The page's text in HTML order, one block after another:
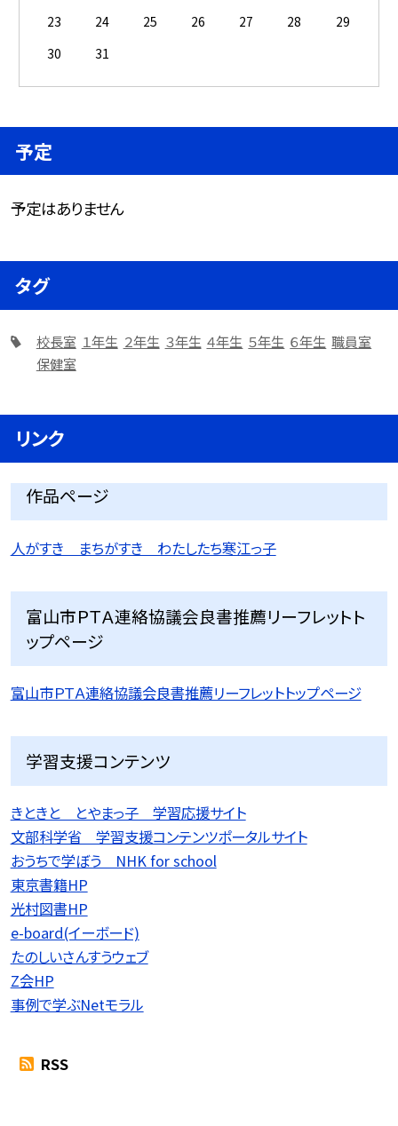
23
24 25 26 27 28
29
30
31
予定
予定はありません
タグ
校長室 １年生 ２年生 ３年生 ４年生 ５年生 ６年生 職員室
保健室
リンク
作品ページ
人がすき まちがすき わたしたち寒江っ子
富山市ＰＴＡ連絡協議会良書推薦リーフレットト
ップページ
富山市ＰＴＡ連絡協議会良書推薦リーフレットトップページ
学習支援コンテンツ
きときと とやまっ子 学習応援サイト
文部科学省 学習支援コンテンツポータルサイト
おうちで学ぼう NHK for school
東京書籍HP
光村図書HP
e-board(イーボード)
たのしいさんすうウェブ
Z会HP
事例で学ぶNetモラル
RSS